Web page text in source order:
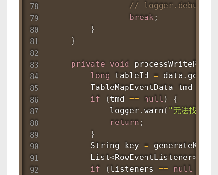
// logger.debug("
break ;
}
}
private void processWriteRows
long tableId = data .
TableMapEventData tmd
if
( tmd == null )
{
            logger
. warn ( "无法找到
return ;
}
String key = generateKey
List<RowEventListener>
if
( listeners == null